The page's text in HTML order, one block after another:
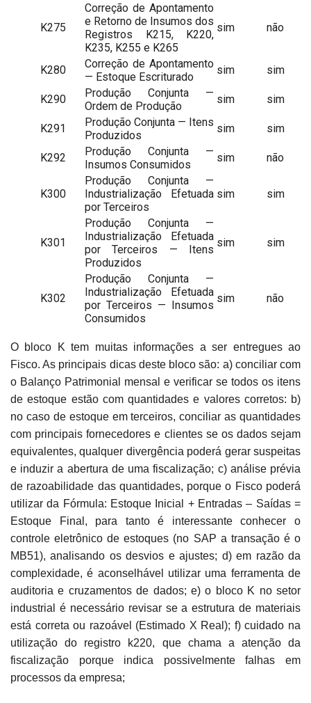
K275
Correção de Apontamento
e Retorno de Insumos dos
Registros K215, K220,
K235, K255 e K265
sim não
K280
Correção de Apontamento
— Estoque Escriturado
sim sim
K290
Produção Conjunta —
Ordem de Produção
sim sim
K291
Produção Conjunta — Itens
Produzidos
sim sim
K292
Produção Conjunta —
Insumos Consumidos
sim não
K300
Produção Conjunta —
Industrialização Efetuada
por Terceiros
sim sim
K301
Produção Conjunta —
Industrialização Efetuada
por Terceiros — Itens
Produzidos
sim sim
K302
Produção Conjunta —
Industrialização Efetuada
por Terceiros — Insumos
Consumidos
sim não
O bloco K tem muitas informações a ser entregues ao
Fisco. As principais dicas deste bloco são: a) conciliar com
o Balanço Patrimonial mensal e verificar se todos os itens
de estoque estão com quantidades e valores corretos: b)
no caso de estoque em terceiros, conciliar as quantidades
com principais fornecedores e clientes se os dados sejam
equivalentes, qualquer divergência poderá gerar suspeitas
e induzir a abertura de uma fiscalização; c) análise prévia
de razoabilidade das quantidades, porque o Fisco poderá
utilizar da Fórmula: Estoque Inicial + Entradas – Saídas =
Estoque Final, para tanto é interessante conhecer o
controle eletrônico de estoques (no SAP a transação é o
MB51), analisando os desvios e ajustes; d) em razão da
complexidade, é aconselhável utilizar uma ferramenta de
auditoria e cruzamentos de dados; e) o bloco K no setor
industrial é necessário revisar se a estrutura de materiais
está correta ou razoável (Estimado X Real); f) cuidado na
utilização do registro k220, que chama a atenção da
fiscalização porque indica possivelmente falhas em
processos da empresa;